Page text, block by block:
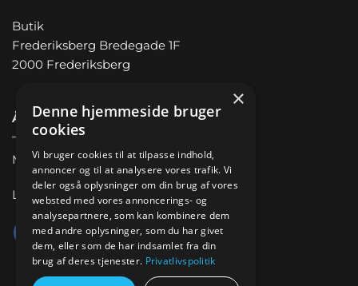
Butik
Frederiksberg Bredegade 1F
2000 Frederiksberg
Åbningstider
Man-Fre 11.00 – 18.00
Lørdag 10.00 – 14.00
×
Denne hjemmeside bruger
cookies
Vi bruger cookies til at tilpasse indhold,
annoncer og til at analysere vores trafik. Vi
deler også oplysninger om din brug af vores
websted med vores annoncerings- og
analysepartnere, som kan kombinere dem
med andre oplysninger, som du har givet
dem, eller som de har indsamlet fra din
brug af deres tjenester. Privatlivspolitik